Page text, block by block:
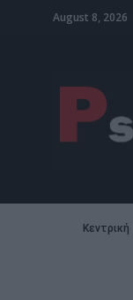
August 8, 2026
Κεντρική